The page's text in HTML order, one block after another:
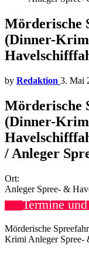
Mörderische
(Dinner-
by Redaktion 3. Mai
Mörderische
(Dinner-
/ Anleger
Ort:
Anleger Spree- &
Termine
Mörderische
Krimi Anleger